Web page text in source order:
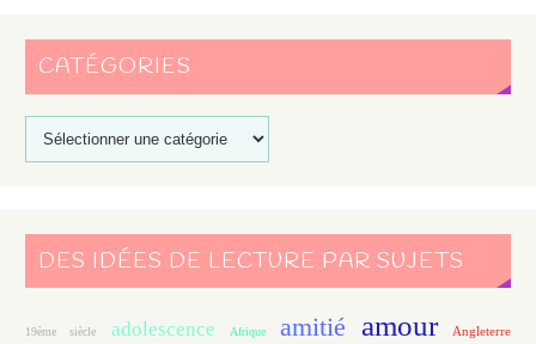
CATÉGORIES
DES IDÉES DE LECTURE PAR SUJETS
19ème siècle adolescence Afrique amitié amour Angleterre